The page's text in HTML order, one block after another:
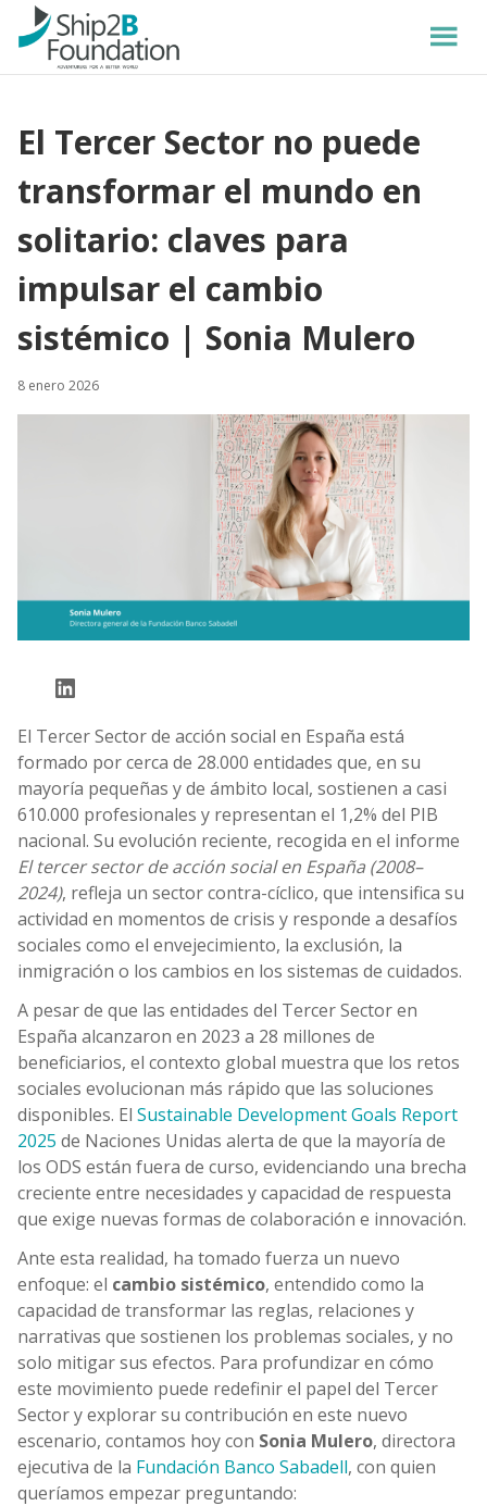
El Tercer Sector no puede
transformar el mundo en
solitario: claves para
impulsar el cambio
sistémico | Sonia Mulero
8 enero 2026
LinkedIn
El Tercer Sector de acción social en España está
formado por cerca de 28.000 entidades que, en su
mayoría pequeñas y de ámbito local, sostienen a casi
610.000 profesionales y representan el 1,2% del PIB
nacional. Su evolución reciente, recogida en el informe
El tercer sector de acción social en España (2008–
2024), refleja un sector contra-cíclico, que intensifica su
actividad en momentos de crisis y responde a desafíos
sociales como el envejecimiento, la exclusión, la
inmigración o los cambios en los sistemas de cuidados.
A pesar de que las entidades del Tercer Sector en
España alcanzaron en 2023 a 28 millones de
beneficiarios, el contexto global muestra que los retos
sociales evolucionan más rápido que las soluciones
disponibles. El Sustainable Development Goals Report
2025 de Naciones Unidas alerta de que la mayoría de
los ODS están fuera de curso, evidenciando una brecha
creciente entre necesidades y capacidad de respuesta
que exige nuevas formas de colaboración e innovación.
Ante esta realidad, ha tomado fuerza un nuevo
enfoque: el cambio sistémico, entendido como la
capacidad de transformar las reglas, relaciones y
narrativas que sostienen los problemas sociales, y no
solo mitigar sus efectos. Para profundizar en cómo
este movimiento puede redefinir el papel del Tercer
Sector y explorar su contribución en este nuevo
escenario, contamos hoy con Sonia Mulero, directora
ejecutiva de la Fundación Banco Sabadell, con quien
queríamos empezar preguntando: